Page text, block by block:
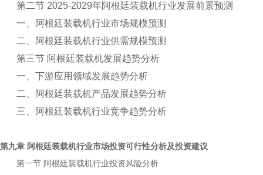
第二节 2025-2029年阿根廷装载机行业发展前景预测
一、阿根廷装载机行业市场规模预测
二、阿根廷装载机行业供需规模预测
第三节 阿根廷装载机发展趋势分析
一、下游应用领域发展趋势分析
二、阿根廷装载机产品发展趋势分析
三、阿根廷装载机行业竞争趋势分析
第九章 阿根廷装载机行业市场投资可行性分析及投资建议
第一节 阿根廷装载机行业投资风险分析